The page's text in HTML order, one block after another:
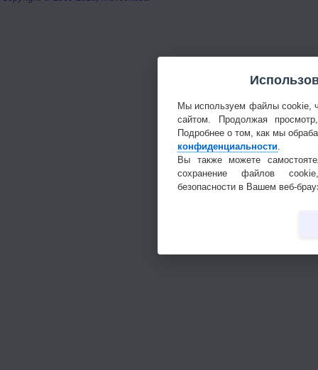
Мы используем файлы cookie,
сайтом. Продолжая
Подробнее о том, как мы
конфиденциальности
Вы также можете
сохранение файлов
безопасности в Вашем веб-